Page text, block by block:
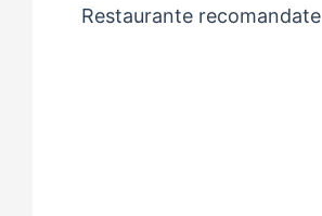
Restaurante recomandate